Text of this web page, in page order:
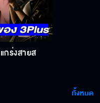
ร่งสายส
ทั้งหมด